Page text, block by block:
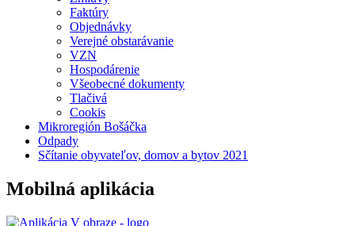
Faktúry
Objednávky
Verejné obstarávanie
VZN
Hospodárenie
Všeobecné dokumenty
Tlačivá
Cookis
Mikroregión Bošáčka
Odpady
Sčítanie obyvateľov, domov a bytov 2021
Mobilná aplikácia